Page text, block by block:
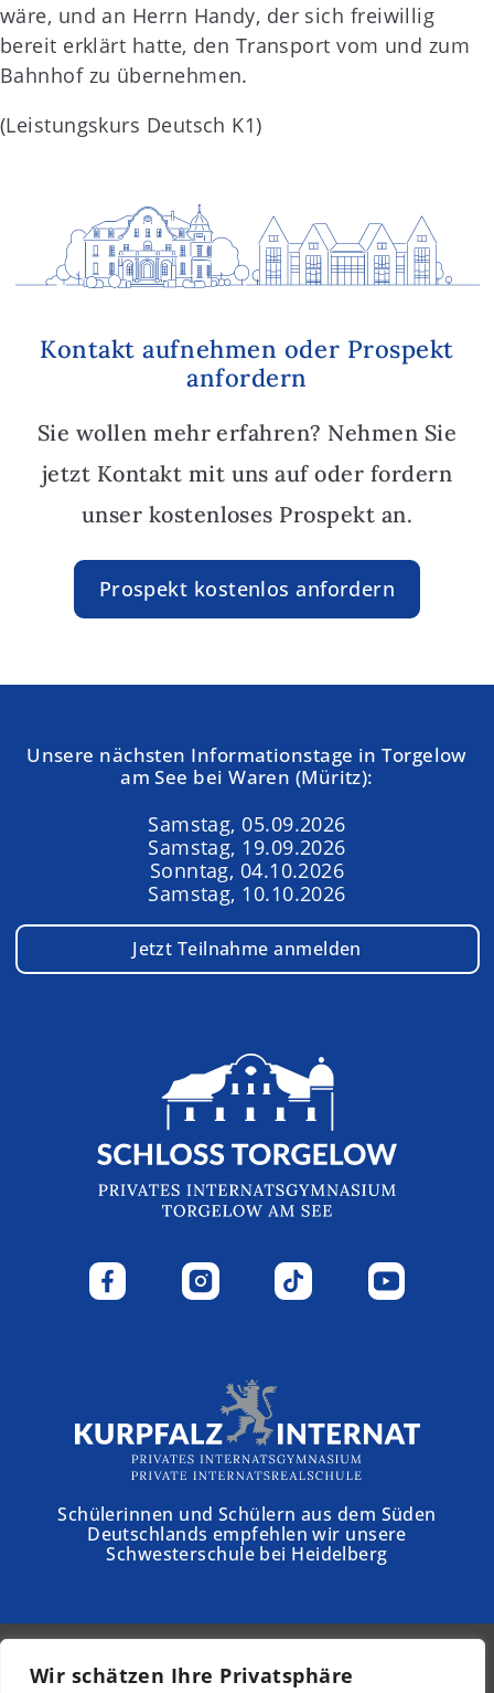
Wir schätzen Ihre Privatsphäre
wäre, und an Herrn Handy, der sich freiwillig
bereit erklärt hatte, den Transport vom und zum
Bahnhof zu übernehmen.
(Leistungskurs Deutsch K1)
Kontakt aufnehmen oder Prospekt
anfordern
Sie wollen mehr erfahren? Nehmen Sie
jetzt Kontakt mit uns auf oder fordern
unser kostenloses Prospekt an.
Prospekt kostenlos anfordern
Unsere nächsten Informationstage in Torgelow
am See bei Waren (Müritz):
Samstag, 05.09.2026
Samstag, 19.09.2026
Sonntag, 04.10.2026
Samstag, 10.10.2026
Jetzt Teilnahme anmelden
Schülerinnen und Schülern aus dem Süden
Deutschlands empfehlen wir unsere
Schwesterschule bei Heidelberg